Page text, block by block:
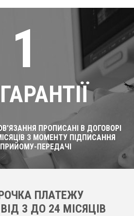
1
ПРОПИСАНІ В ДОГОВОРІ
З МОМЕНТУ ПІДПИСАННЯ
ПЕРЕДАЧІ
ПЛАТЕЖУ
3 ДО 24 МІСЯЦІВ